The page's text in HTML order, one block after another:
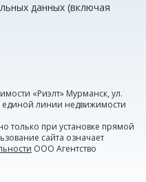
данных (включая
«Риэлт» Мурманск, ул.
линии недвижимости
только при установке прямой
сайта означает
ООО Агентство